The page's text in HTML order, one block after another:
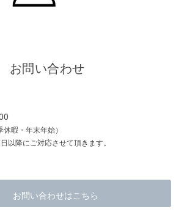
お問い合わせ
暇・年末年始）
以降にご対応させて頂きます。
お問い合わせはこちら